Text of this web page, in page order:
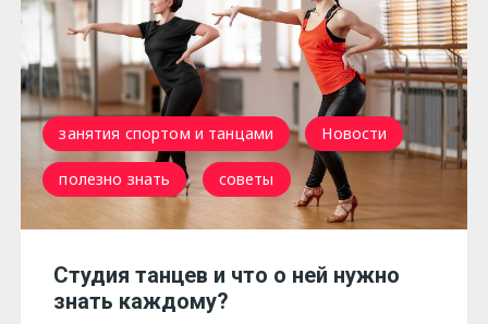
занятия спортом и танцами Новости
полезно знать советы
Студия танцев и что о ней нужно
знать каждому?